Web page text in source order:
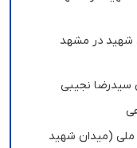
شهید در مشهد
سیدرضا نجیبی
(میدان شهید